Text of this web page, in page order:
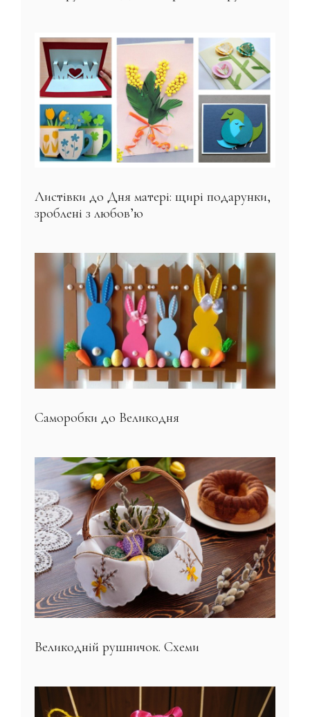
Листівки до Дня матері: щирі подарунки,
зроблені з любов’ю
Саморобки до Великодня
Великодній рушничок. Схеми